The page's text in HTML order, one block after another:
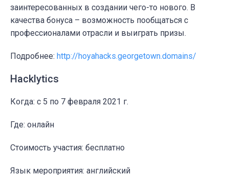
заинтересованных в создании чего-то нового. В
качества бонуса – возможность пообщаться с
профессионалами отрасли и выиграть призы.
Подробнее: http://hoyahacks.georgetown.domains/
Hacklytics
Когда: c 5 по 7 февраля 2021 г.
Где: онлайн
Стоимость участия: бесплатно
Язык мероприятия: английский